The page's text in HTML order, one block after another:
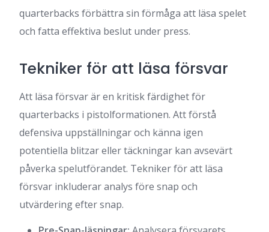
quarterbacks förbättra sin förmåga att läsa spelet
och fatta effektiva beslut under press.
Tekniker för att läsa försvar
Att läsa försvar är en kritisk färdighet för
quarterbacks i pistolformationen. Att förstå
defensiva uppställningar och känna igen
potentiella blitzar eller täckningar kan avsevärt
påverka spelutförandet. Tekniker för att läsa
försvar inkluderar analys före snap och
utvärdering efter snap.